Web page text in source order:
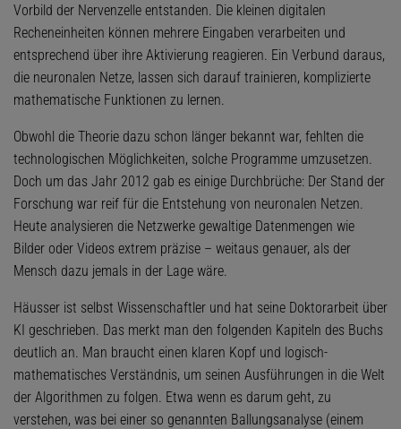
Vorbild der Nervenzelle entstanden. Die kleinen digitalen
Recheneinheiten können mehrere Eingaben verarbeiten und
entsprechend über ihre Aktivierung reagieren. Ein Verbund daraus,
die neuronalen Netze, lassen sich darauf trainieren, komplizierte
mathematische Funktionen zu lernen.
Obwohl die Theorie dazu schon länger bekannt war, fehlten die
technologischen Möglichkeiten, solche Programme umzusetzen.
Doch um das Jahr 2012 gab es einige Durchbrüche: Der Stand der
Forschung war reif für die Entstehung von neuronalen Netzen.
Heute analysieren die Netzwerke gewaltige Datenmengen wie
Bilder oder Videos extrem präzise – weitaus genauer, als der
Mensch dazu jemals in der Lage wäre.
Häusser ist selbst Wissenschaftler und hat seine Doktorarbeit über
KI geschrieben. Das merkt man den folgenden Kapiteln des Buchs
deutlich an. Man braucht einen klaren Kopf und logisch-
mathematisches Verständnis, um seinen Ausführungen in die Welt
der Algorithmen zu folgen. Etwa wenn es darum geht, zu
verstehen, was bei einer so genannten Ballungsanalyse (einem